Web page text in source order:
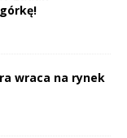
wraca na rynek